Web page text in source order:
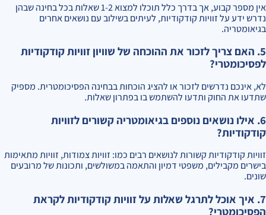
אין מספר קבוע, אך בדרך כלל תוכלו למצוא 1-2 שאלות בכל בחינה שבהן
נדרש ידע על זוויות קודקודיות, לעיתים בשילוב עם נושאים אחרים
בגיאומטריה.
5. האם צריך לזכור את ההוכחה של שוויון זוויות קודקודיות
לפסיכומטרי?
לא, אינכם נדרשים לזכור או להציג הוכחות בבחינה הפסיכומטרית. מספיק
שתדעו את החוק ותדעו להשתמש בו בפתרון שאלות.
6. אילו נושאים נוספים בגיאומטריה קשורים לזוויות
קודקודיות?
זוויות קודקודיות קשורות לנושאים רבים כמו: זוויות צמודות, זוויות מתאימות
בישרים מקבילים, משפטי דמיון והתאמה במשולשים, ותכונות של מרובעים
שונים.
7. איך אוכל לתרגל שאלות על זוויות קודקודיות לקראת
הפסיכומטרי?